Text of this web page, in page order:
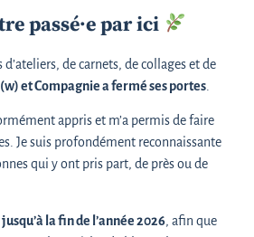
!
n’osent pas se lancer parce qu’elles
dessiner ».
un carnet, on ne cherche pas à
!
passé·e par ici
de carnets, de collages et de
et Compagnie a fermé ses portes
appris et m’a permis de faire
Je suis profondément reconnaissante
qui y ont pris part, de près ou de
jusqu’à la fin de l’année 2026, afin que